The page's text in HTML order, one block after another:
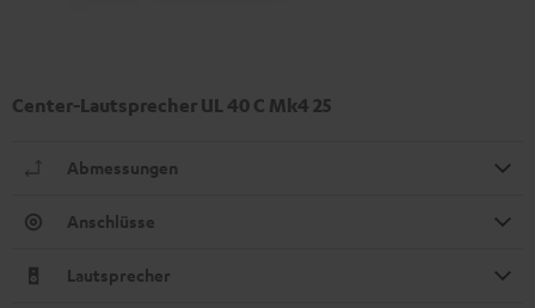
Center-Lautsprecher UL 40 C Mk4 25
Abmessungen
Anschlüsse
Lautsprecher